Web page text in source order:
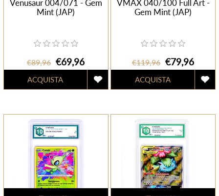
Venusaur 004/071 - Gem
Mint (JAP)
€89,96 €69,96
VMAX 040/100 Full Art -
Gem Mint (JAP)
€119,96 €79,96